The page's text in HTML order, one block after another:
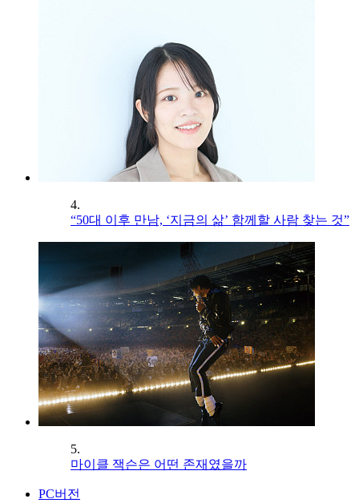
4.
“50대 이후 만남, ‘지금의 삶’ 함께할 사람 찾는 것”
5.
마이클 잭슨은 어떤 존재였을까
PC버전